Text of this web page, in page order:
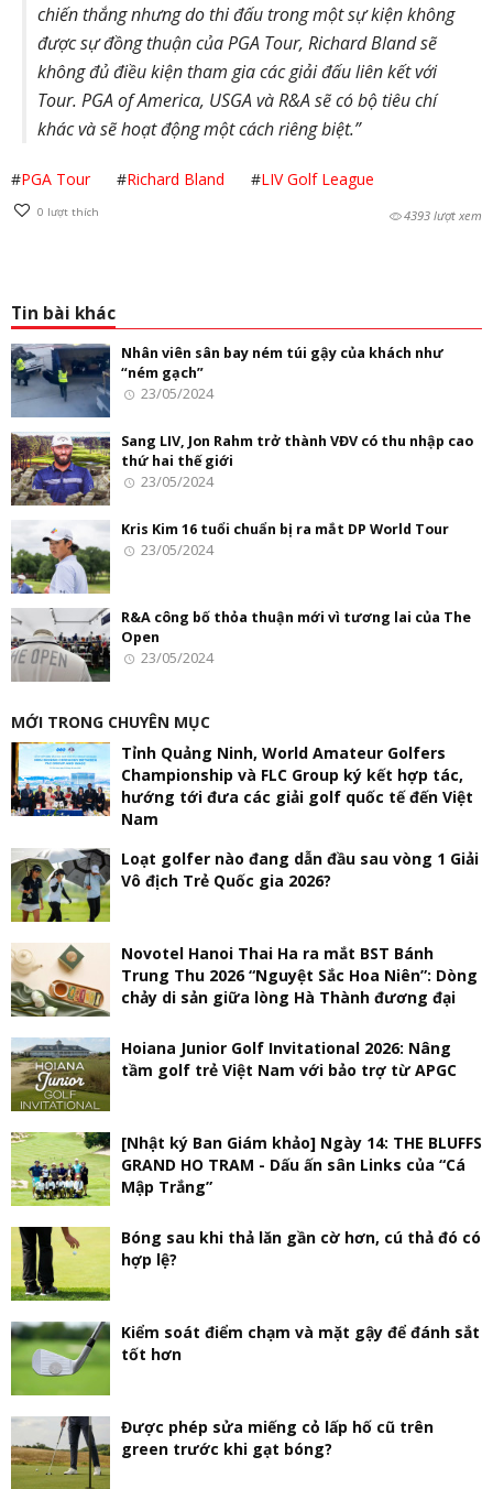
chiến thắng nhưng do thi đấu trong một sự kiện không
được sự đồng thuận của PGA Tour, Richard Bland sẽ
không đủ điều kiện tham gia các giải đấu liên kết với
Tour. PGA of America, USGA và R&A sẽ có bộ tiêu chí
khác và sẽ hoạt động một cách riêng biệt.”
#PGA Tour #Richard Bland #LIV Golf League
0 lượt thích 4393 lượt xem
Tin bài khác
Nhân viên sân bay ném túi gậy của khách như
“ném gạch”
23/05/2024
Sang LIV, Jon Rahm trở thành VĐV có thu nhập cao
thứ hai thế giới
23/05/2024
Kris Kim 16 tuổi chuẩn bị ra mắt DP World Tour
23/05/2024
R&A công bố thỏa thuận mới vì tương lai của The
Open
23/05/2024
MỚI TRONG CHUYÊN MỤC
Tỉnh Quảng Ninh, World Amateur Golfers
Championship và FLC Group ký kết hợp tác,
hướng tới đưa các giải golf quốc tế đến Việt
Nam
Loạt golfer nào đang dẫn đầu sau vòng 1 Giải
Vô địch Trẻ Quốc gia 2026?
Novotel Hanoi Thai Ha ra mắt BST Bánh
Trung Thu 2026 “Nguyệt Sắc Hoa Niên”: Dòng
chảy di sản giữa lòng Hà Thành đương đại
Hoiana Junior Golf Invitational 2026: Nâng
tầm golf trẻ Việt Nam với bảo trợ từ APGC
[Nhật ký Ban Giám khảo] Ngày 14: THE BLUFFS
GRAND HO TRAM - Dấu ấn sân Links của “Cá
Mập Trắng”
Bóng sau khi thả lăn gần cờ hơn, cú thả đó có
hợp lệ?
Kiểm soát điểm chạm và mặt gậy để đánh sắt
tốt hơn
Được phép sửa miếng cỏ lấp hố cũ trên
green trước khi gạt bóng?